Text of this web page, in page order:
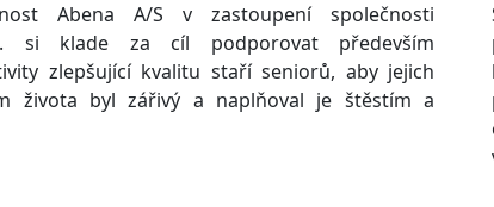
Abena A/S v zastoupení společnosti
si klade za cíl podporovat především
zlepšující kvalitu staří seniorů, aby jejich
života byl zářivý a naplňoval je štěstím a